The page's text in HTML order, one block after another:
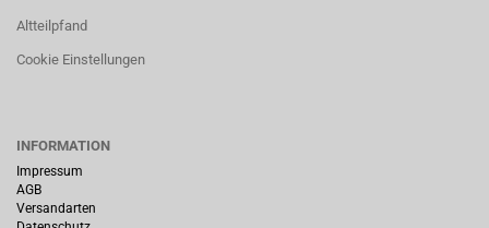
Altteilpfand
Cookie Einstellungen
INFORMATION
Impressum
AGB
Versandarten